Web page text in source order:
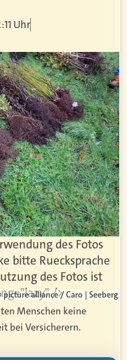
Uhr
des Fotos
bitte Ruecksprache
des Fotos ist
/>
picture alliance / Caro | Seeberg
Menschen keine
bei Versicherern.